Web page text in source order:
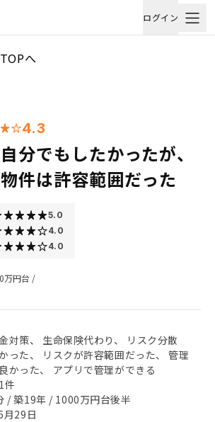
ログイン
へ
4.3
分でもしたかったが、
件は許容範囲だった
5.0
4.0
4.0
万円台 /
対策、 生命保険代わり、 リスク分散
った、 リスクが許容範囲だった、 管理
かった、 アプリで管理ができる
件
/ 築19年 / 1000万円台後半
月29日